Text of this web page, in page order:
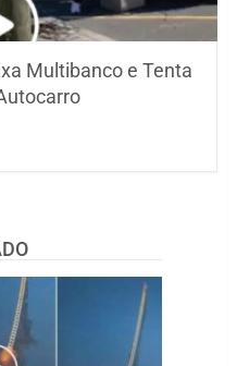
Multibanco e Tenta